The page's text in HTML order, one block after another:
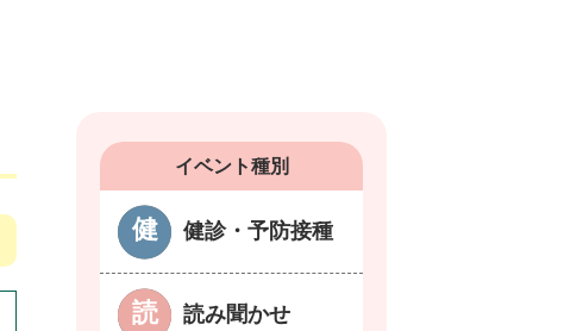
イベント種別
健診・予防接種
読み聞かせ